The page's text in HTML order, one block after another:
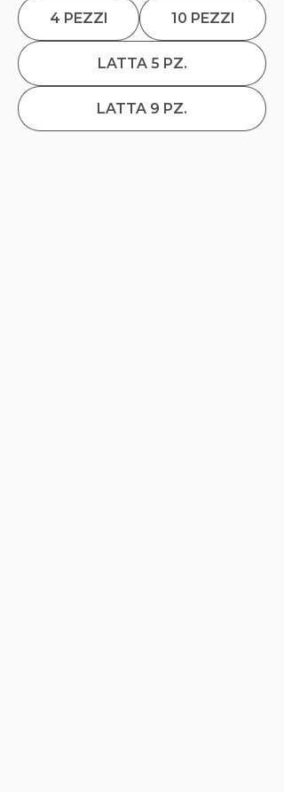
4 PEZZI 10 PEZZI
LATTA 5 PZ.
LATTA 9 PZ.